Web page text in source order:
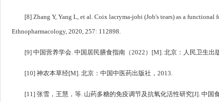
[8] Zhang Y, Yang L, et al. Coix lacryma-jobi (Job's tears) as a
Ethnopharmacology, 2020, 257: 112898.
[9] 中国营养学会. 中国居民膳食指南（2022）[M]. 北京：人民卫生出
[10] 神农本草经[M]. 北京：中国中医药出版社，2013.
[11] 张雪，王慧，等. 山药多糖的免疫调节及抗氧化活性研究[J]. 中国